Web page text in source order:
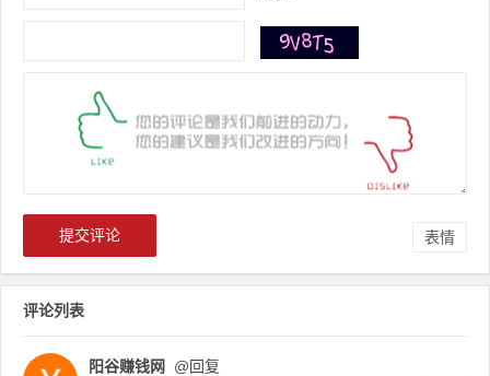
表情
评论列表
阳谷赚钱网
@回复